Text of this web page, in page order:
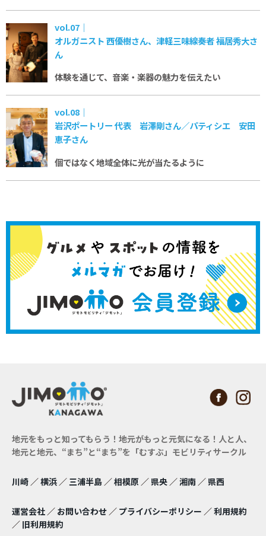
vol.07｜
オルガニスト 西優樹さん、津軽三味線奏者 福居秀大さ
ん
体験を通じて、音楽・楽器の魅力を伝えたい
vol.08｜
岩沢ポートリー 代表 岩澤剛さん／パティシエ 安田
恵子さん
個ではなく地域全体に光が当たるように
地元をもっと知ってもらう！地元がもっと元気になる！ 人と人、
地元と地元、“まち”と“まち”を「むすぶ」モビリティサークル
川崎 ／横浜 ／三浦半島 ／相模原 ／県央 ／湘南 ／県西
運営会社 ／ お問い合わせ ／ プライバシーポリシー ／利用規約
／ 旧利用規約